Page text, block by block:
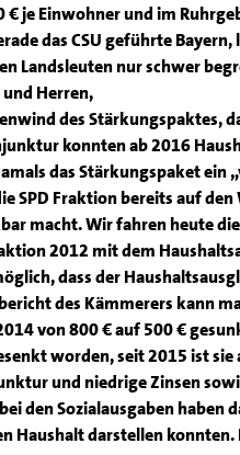
€ je Einwohner und im
das CSU geführte
Landsleuten nur schwer
Herren,
des Stärkungspaktes,
konnten ab 2016
das Stärkungspaket ein
SPD Fraktion bereits auf
macht. Wir fahren heute
2012 mit dem
dass der
des Kämmerers kann
von 800 € auf 500 €
worden, seit 2015 ist sie
und niedrige Zinsen
den Sozialausgaben haben
Haushalt darstellen